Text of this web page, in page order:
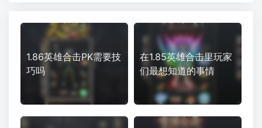
1.86英雄合击PK需要技
巧吗
在1.85英雄合击里玩家
们最想知道的事情